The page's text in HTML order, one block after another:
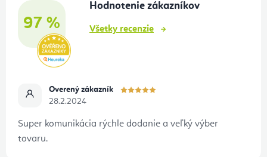
97 %
Hodnotenie zákazníkov
Všetky recenzie
Overený zákazník
28.2.2024
Super komunikácia rýchle dodanie a veľký výber
tovaru.